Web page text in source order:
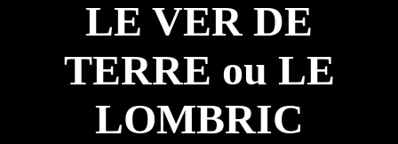
LE VER DE
TERRE ou LE
LOMBRIC